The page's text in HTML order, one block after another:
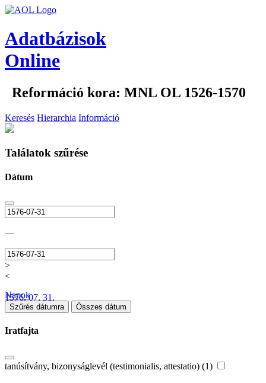
Adatbázisok
Online
Reformáció kora: MNL OL 1526-1570
Keresés Hierarchia Információ
Találatok szűrése
Dátum
—
>
<
1576. 07. 31.
Napok
Szűrés dátumra Összes dátum
Iratfajta
tanúsítvány, bizonyságlevél (testimonialis, attestatio) (1)